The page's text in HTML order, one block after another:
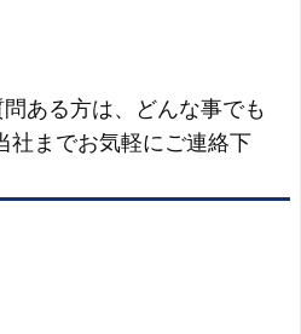
ある方は、どんな事でも
社までお気軽にご連絡下